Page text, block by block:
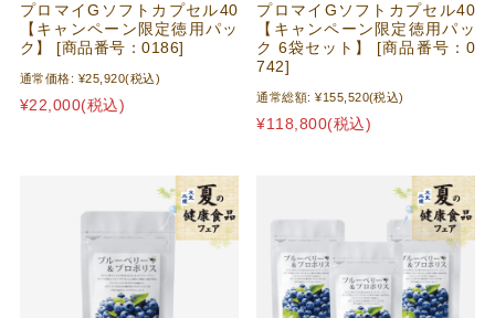
プロマイGソフトカプセル40
【キャンペーン限定徳用パッ
ク】 [商品番号：0186]
通常価格: ¥25,920(税込)
¥22,000(税込)
プロマイGソフトカプセル40
【キャンペーン限定徳用パッ
ク 6袋セット】 [商品番号：0
742]
通常総額: ¥155,520(税込)
¥118,800(税込)